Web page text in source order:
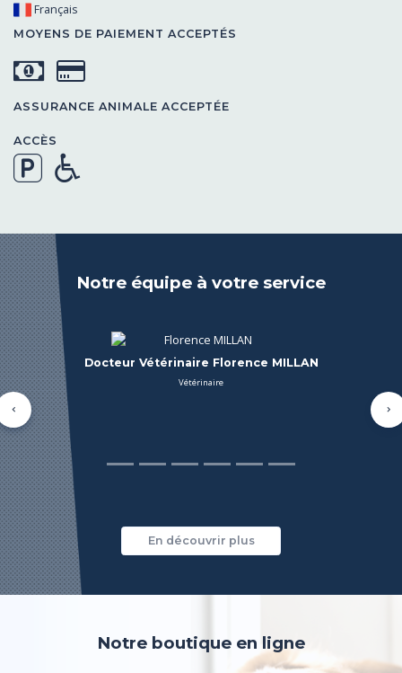
Français
MOYENS DE PAIEMENT ACCEPTÉS
ASSURANCE ANIMALE ACCEPTÉE
ACCÈS
Notre équipe à votre service
Docteur Vétérinaire Camille Renard
Précédent
En découvrir plus
Notre boutique en ligne